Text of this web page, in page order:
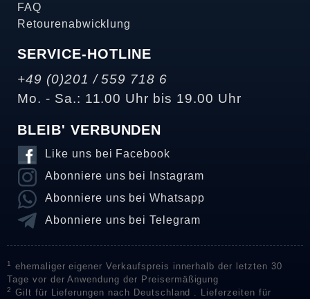
FAQ
Retourenabwicklung
SERVICE-HOTLINE
+49 (0)201 / 559 718 6
Mo. - Sa.: 11.00 Uhr bis 19.00 Uhr
BLEIB' VERBUNDEN
Like uns bei Facebook
Abonniere uns bei Instagram
Abonniere uns bei Whatsapp
Abonniere uns bei Telegram
1
ehemaliger eigener Verkaufspreis innerhalb der letzten 30
Tage vor der Anwendung der Preisermäßigung
2
Gilt für Lieferungen nach Deutschland . Lieferzeiten für